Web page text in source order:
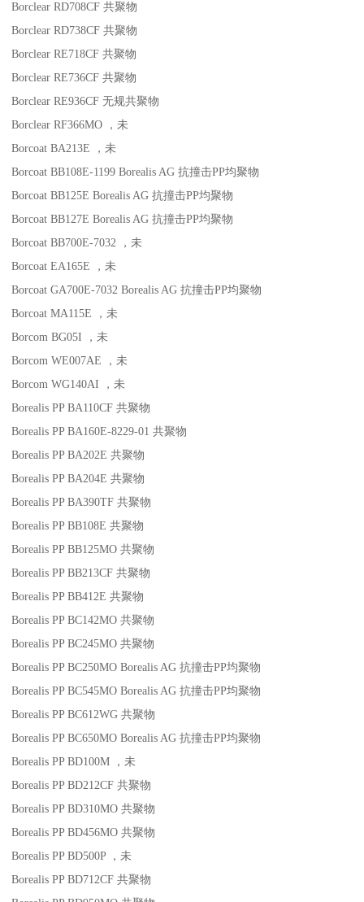
Borclear RD708CF 共聚物
Borclear RD738CF 共聚物
Borclear RE718CF 共聚物
Borclear RE736CF 共聚物
Borclear RE936CF 无规共聚物
Borclear RF366MO
，未
Borcoat BA213E
，未
Borcoat BB108E-1199 Borealis AG 抗撞击PP均聚物
Borcoat BB125E Borealis AG 抗撞击PP均聚物
Borcoat BB127E Borealis AG 抗撞击PP均聚物
Borcoat BB700E-7032
，未
Borcoat EA165E
，未
Borcoat GA700E-7032 Borealis AG 抗撞击PP均聚物
Borcoat MA115E
，未
Borcom BG05I
，未
Borcom WE007AE
，未
Borcom WG140AI
，未
Borealis PP BA110CF 共聚物
Borealis PP BA160E-8229-01 共聚物
Borealis PP BA202E 共聚物
Borealis PP BA204E 共聚物
Borealis PP BA390TF 共聚物
Borealis PP BB108E 共聚物
Borealis PP BB125MO 共聚物
Borealis PP BB213CF 共聚物
Borealis PP BB412E 共聚物
Borealis PP BC142MO 共聚物
Borealis PP BC245MO 共聚物
Borealis PP BC250MO Borealis AG 抗撞击PP均聚物
Borealis PP BC545MO Borealis AG 抗撞击PP均聚物
Borealis PP BC612WG 共聚物
Borealis PP BC650MO Borealis AG 抗撞击PP均聚物
Borealis PP BD100M
，未
Borealis PP BD212CF 共聚物
Borealis PP BD310MO 共聚物
Borealis PP BD456MO 共聚物
Borealis PP BD500P
，未
Borealis PP BD712CF 共聚物